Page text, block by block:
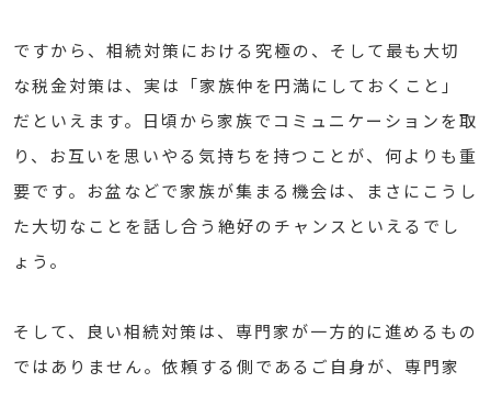
ですから、相続対策における究極の、そして最も大切
な税金対策は、実は「家族仲を円満にしておくこと」
だといえます。日頃から家族でコミュニケーションを取
り、お互いを思いやる気持ちを持つことが、何よりも重
要です。お盆などで家族が集まる機会は、まさにこうし
た大切なことを話し合う絶好のチャンスといえるでし
ょう。
そして、良い相続対策は、専門家が一方的に進めるもの
ではありません。依頼する側であるご自身が、専門家